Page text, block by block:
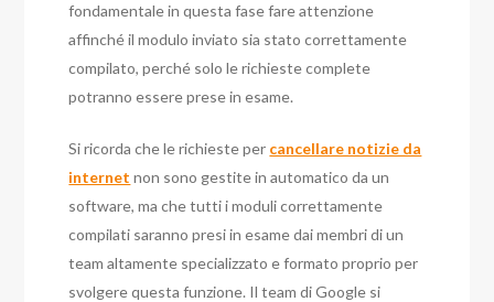
fondamentale in questa fase fare attenzione
affinché il modulo inviato sia stato correttamente
compilato, perché solo le richieste complete
potranno essere prese in esame.
Si ricorda che le richieste per cancellare notizie da
internet non sono gestite in automatico da un
software, ma che tutti i moduli correttamente
compilati saranno presi in esame dai membri di un
team altamente specializzato e formato proprio per
svolgere questa funzione. Il team di Google si